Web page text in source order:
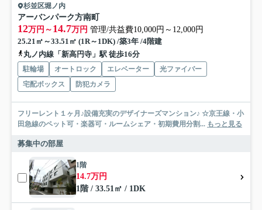
杉並区堀ノ内
アーバンパーク方南町
12万円～ 14.7万円 管理/共益費10,000円～12,000円
25.21㎡～33.51㎡ (1R～1DK) /築3年 /4階建
丸ノ内線「新高円寺」駅 徒歩16分
駐輪場 オートロック エレベーター
光ファイバー
宅配ボックス
防犯カメラ
フリーレント１ヶ月♪設備充実のデザイナーズマンション♪ ☆京王線・小
田急線のペット可・楽器可・ルームシェア・初期費用分割... もっと見る
募集中の部屋
1階
14.7万円
1階 / 33.51㎡ / 1DK